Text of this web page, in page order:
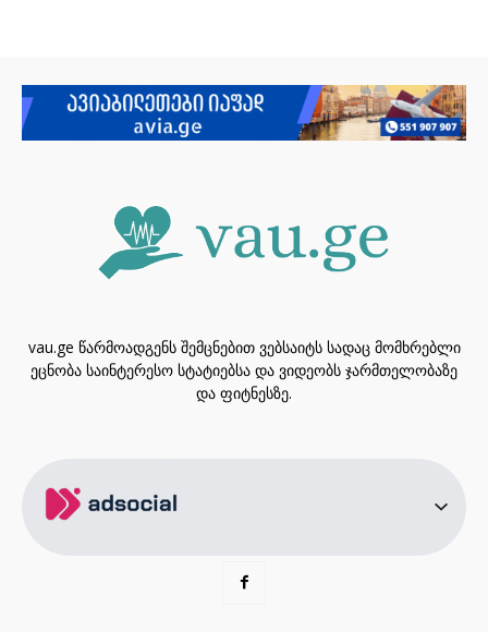
vau.ge წარმოადგენს შემცნებით ვებსაიტს სადაც მომხრებლი
ეცნობა საინტერესო სტატიებსა და ვიდეობს ჯარმთელობაზე
და ფიტნესზე.